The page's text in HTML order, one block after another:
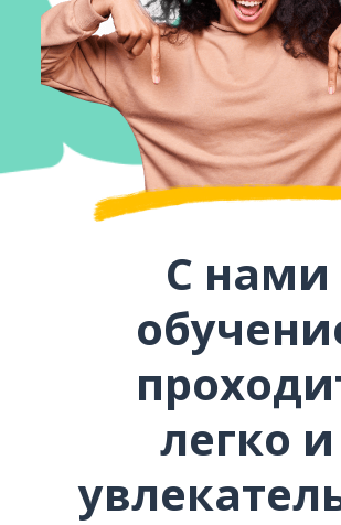
С нами
легко и